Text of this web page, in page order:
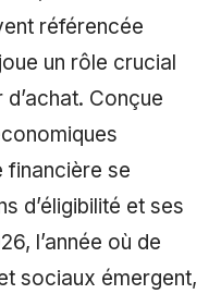
référencée
un rôle crucial
Conçue
financière se
d’éligibilité et ses
l’année où de
sociaux émergent,